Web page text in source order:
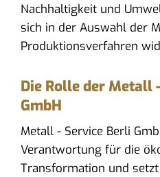
Nachhaltigkeit und
sich in der Auswahl der
Produktionsverfahren
Die Rolle der Metall
GmbH
Metall - Service Berli
Verantwortung für die
Transformation und